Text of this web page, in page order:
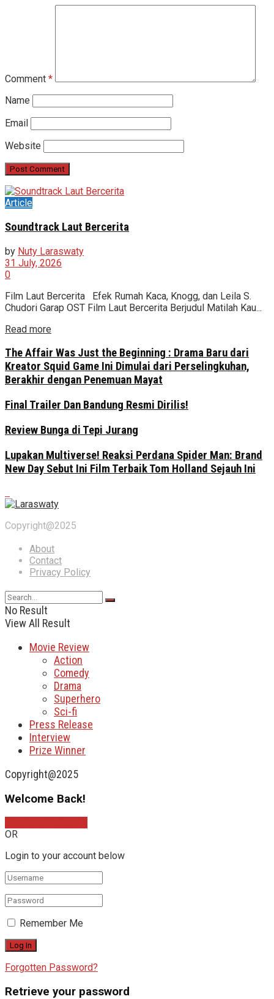
Comment *
Name
Email
Website
Article
Soundtrack Laut Bercerita
by Nuty Laraswaty
31 July, 2026
0
Film Laut Bercerita Efek Rumah Kaca, Knogg, dan Leila S.
Chudori Garap OST Film Laut Bercerita Berjudul Matilah Kau...
Read more
The Affair Was Just the Beginning : Drama Baru dari
Kreator Squid Game Ini Dimulai dari Perselingkuhan,
Berakhir dengan Penemuan Mayat
Final Trailer Dan Bandung Resmi Dirilis!
Review Bunga di Tepi Jurang
Lupakan Multiverse! Reaksi Perdana Spider Man: Brand
New Day Sebut Ini Film Terbaik Tom Holland Sejauh Ini
Copyright@2025
About
Contact
Privacy Policy
No Result
View All Result
Movie Review
Action
Comedy
Drama
Superhero
Sci-fi
Press Release
Interview
Prize Winner
Copyright@2025
Welcome Back!
OR
Login to your account below
Remember Me
Forgotten Password?
Retrieve your password